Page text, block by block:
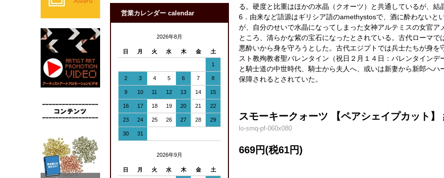
る。硬度と比重はほかの水晶（クオーツ）と共通しているが、
6．由来など語源はギリシア語のamethystosで、酒に酔わないと
が、自分のせいで水晶になってしまった女神アルテミスの女官
ところ、清らかな紫の宝石になったとされている。古代ローマ
悪酔いから身を守ろうとした。古代エジプトでは兵士たちが身
スト教殉教者聖バレンタイン（祝日２月１４日：バレンタイン
と騎士道の中世時代、騎士から夫人へ、或いは新妻から新郎へ
保障されるとされていた。
スモーキークォーツ 【ペアシェイプカット
lo-smq-pf-060x080
669円(税61円)
営業カレンダー calendar
2026年8月
日 月 火 水 木 金 土
1
2 3 4 5 6 7 8
9 10 11 12 13 14 15
16 17 18 19 20 21 22
23 24 25 26 27 28 29
30 31
2026年9月
日 月 火 水 木 金 土